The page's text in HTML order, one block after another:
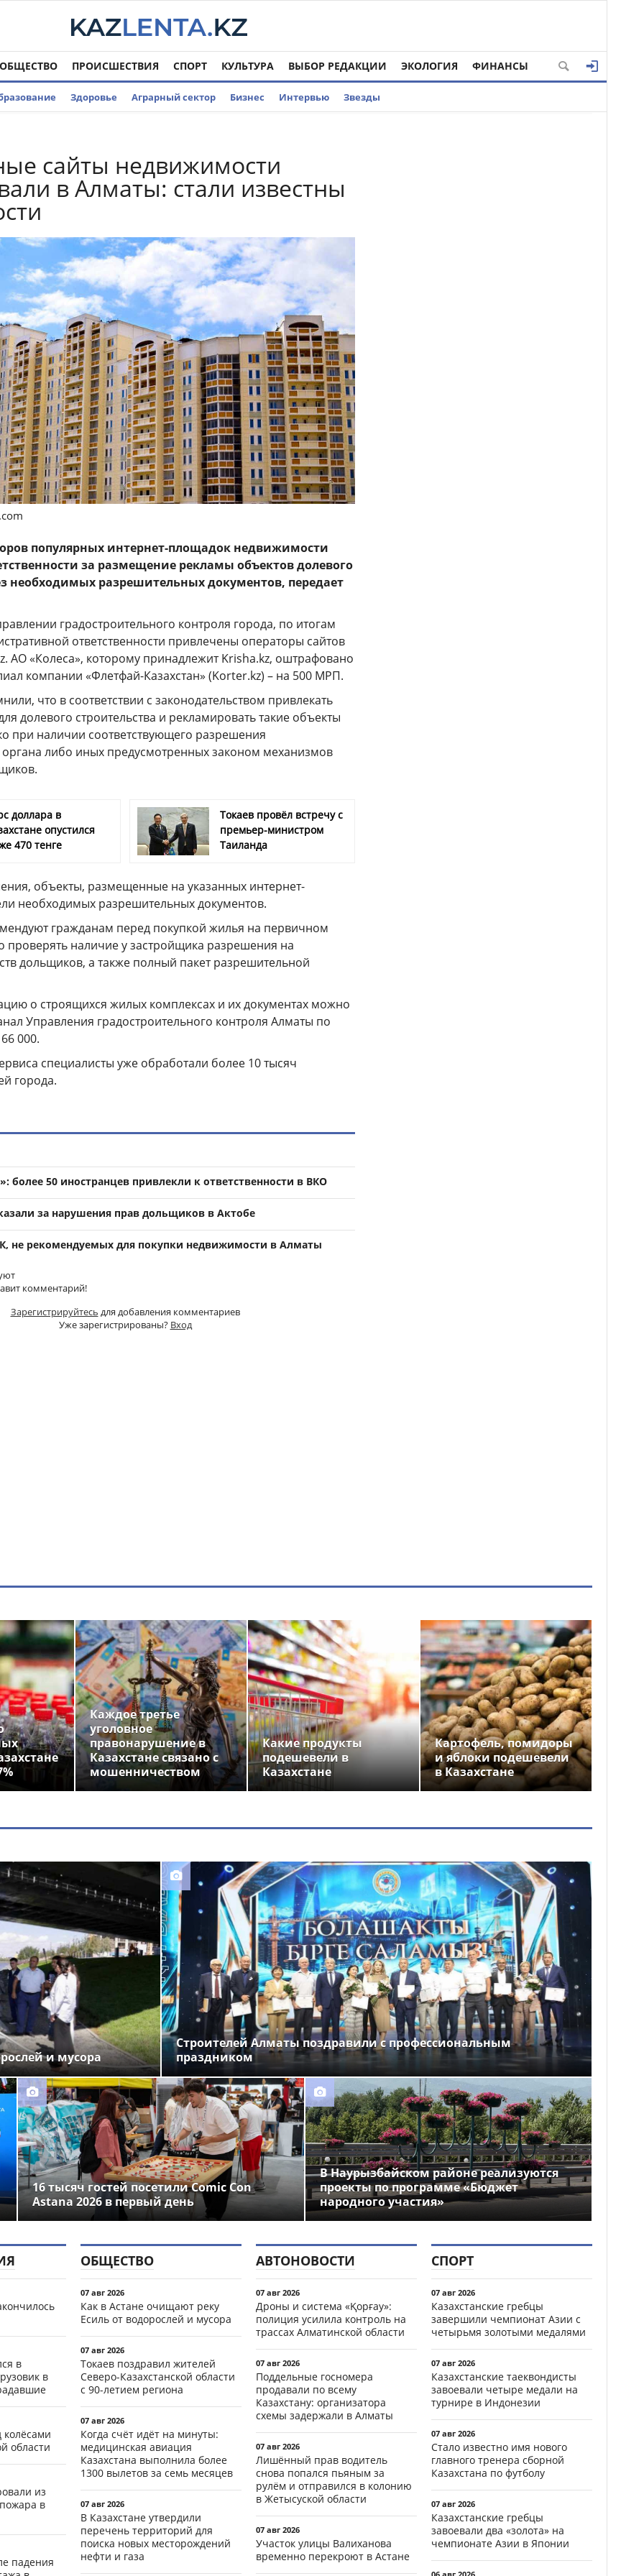
ОБЩЕСТВО ПРОИСШЕСТВИЯ СПОРТ КУЛЬТУРА ВЫБОР РЕДАКЦИИ ЭКОЛОГИЯ ФИНАНСЫ
Здоровье Аграрный сектор Бизнес Интервью Звезды
сайты недвижимости
в Алматы: стали известны
популярных интернет-площадок недвижимости
за размещение рекламы объектов долевого
необходимых разрешительных документов, передает
градостроительного контроля города, по итогам
ответственности привлечены операторы сайтов
АО «Колеса», которому принадлежит Krisha.kz, оштрафовано
компании «Флетфай-Казахстан» (Korter.kz) – на 500 МРП.
что в соответствии с законодательством привлекать
долевого строительства и рекламировать такие объекты
при наличии соответствующего разрешения
либо иных предусмотренных законом механизмов
доллара в
опустился
470 тенге
Токаев провёл встречу с
премьер-министром
Таиланда
объекты, размещенные на указанных интернет-
необходимых разрешительных документов.
гражданам перед покупкой жилья на первичном
проверять наличие у застройщика разрешения на
дольщиков, а также полный пакет разрешительной
о строящихся жилых комплексах и их документах можно
Управления градостроительного контроля Алматы по
000.
специалисты уже обработали более 10 тысяч
города.
более 50 иностранцев привлекли к ответственности в ВКО
за нарушения прав дольщиков в Актобе
не рекомендуемых для покупки недвижимости в Алматы
комментарий!
Зарегистрируйтесь для добавления комментариев
Уже зарегистрированы? Вход
Каждое третье
уголовное
правонарушение в
Казахстане связано с
мошенничеством
Какие продукты
подешевели в
Казахстане
Картофель, помидоры
и яблоки подешевели
в Казахстане
и мусора
Строителей Алматы поздравили с профессиональным
праздником
16 тысяч гостей посетили Comic Con
Astana 2026 в первый день
В Наурызбайском районе реализуются
проекты по программе «Бюджет
народного участия»
в
в
области
из
в
падения
ОБЩЕСТВО
07 авг 2026
Как в Астане очищают реку
Есиль от водорослей и мусора
07 авг 2026
Токаев поздравил жителей
Северо-Казахстанской области
с 90-летием региона
07 авг 2026
Когда счёт идёт на минуты:
медицинская авиация
Казахстана выполнила более
1300 вылетов за семь месяцев
07 авг 2026
В Казахстане утвердили
перечень территорий для
поиска новых месторождений
нефти и газа
АВТОНОВОСТИ
07 авг 2026
Дроны и система «Қорғау»:
полиция усилила контроль на
трассах Алматинской области
07 авг 2026
Поддельные госномера
продавали по всему
Казахстану: организатора
схемы задержали в Алматы
07 авг 2026
Лишённый прав водитель
снова попался пьяным за
рулём и отправился в колонию
в Жетысуской области
07 авг 2026
Участок улицы Валиханова
временно перекроют в Астане
СПОРТ
07 авг 2026
Казахстанские гребцы
завершили чемпионат Азии с
четырьмя золотыми медалями
07 авг 2026
Казахстанские таеквондисты
завоевали четыре медали на
турнире в Индонезии
07 авг 2026
Стало известно имя нового
главного тренера сборной
Казахстана по футболу
07 авг 2026
Казахстанские гребцы
завоевали два «золота» на
чемпионате Азии в Японии